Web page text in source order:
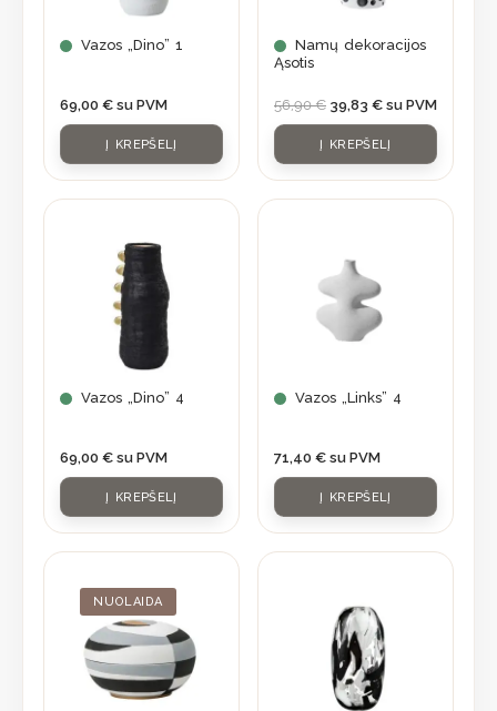
Vazos „Dino” 1
69,00 € su PVM
Į KREPŠELĮ
Namų dekoracijos
Ąsotis
56,90€ 39,83 € su PVM
Į KREPŠELĮ
Vazos „Dino” 4
69,00 € su PVM
Į KREPŠELĮ
Vazos „Links” 4
71,40 € su PVM
Į KREPŠELĮ
NUOLAIDA
was:
84,70 €.
is:
59,95 €.